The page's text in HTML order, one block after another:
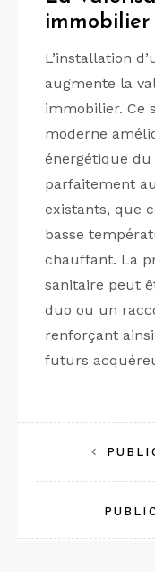
immobilier
L’installation
augmente la
immobilier. Ce
moderne
énergétique du
parfaitement
existants, que
basse
chauffant. La
sanitaire peut
duo ou un
renforçant
futurs
de
l’article